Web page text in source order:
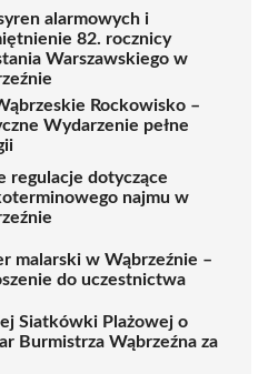
alarmowych i
82. rocznicy
Warszawskiego w
Rockowisko –
Wydarzenie pełne
regulacje dotyczące
najmu w
malarski w Wąbrzeźnie –
do uczestnictwa
Siatkówki Plażowej o
Burmistrza Wąbrzeźna za